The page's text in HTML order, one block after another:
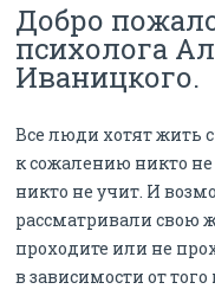
Добро
психолога
Иваницкого.
Все люди хотят жить
к сожалению никто не
никто не учит. И
рассматривали свою
проходите или не
в зависимости от